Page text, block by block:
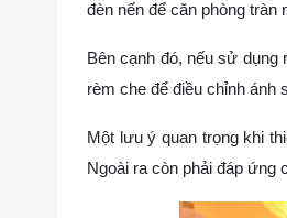
đèn nến để căn phòng tràn
Bên cạnh đó, nếu sử
rèm che để điều chỉnh ánh
Một lưu ý quan trọng khi
Ngoài ra còn phải đáp ứng